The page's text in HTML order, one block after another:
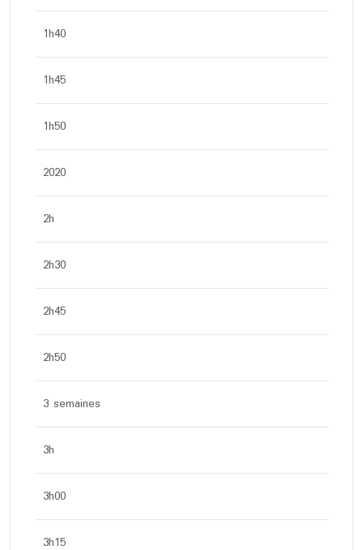
1h40
1h45
1h50
2020
2h
2h30
2h45
2h50
3 semaines
3h
3h00
3h15